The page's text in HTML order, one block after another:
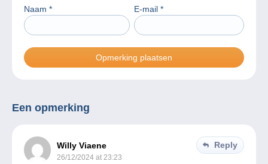
Naam * E-mail *
Een opmerking
Willy Viaene
26/12/2024 at 23:23
Reply